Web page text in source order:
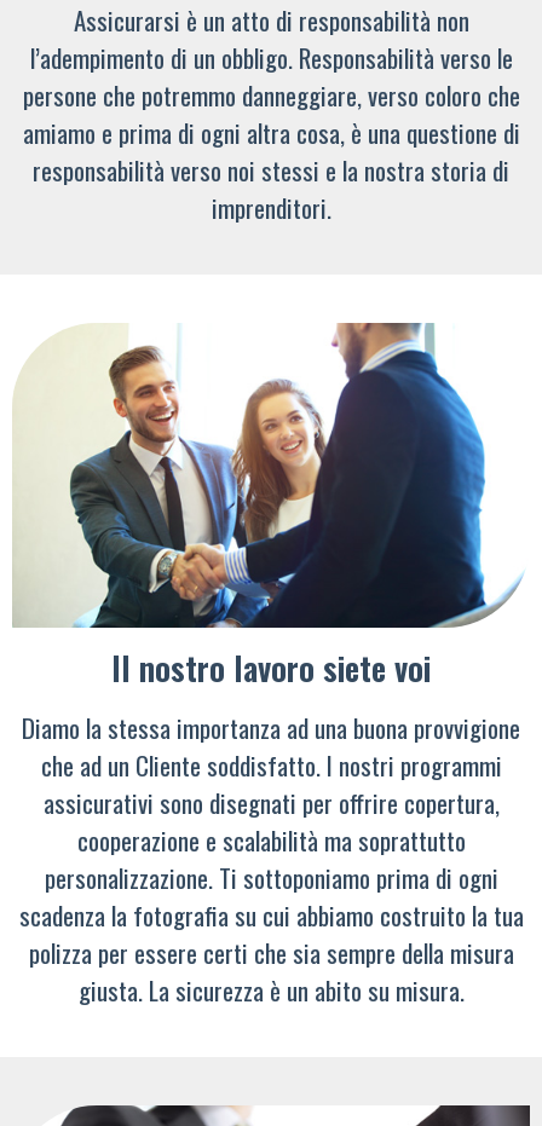
Assicurarsi è un atto di responsabilità non
l’adempimento di un obbligo. Responsabilità verso le
persone che potremmo danneggiare, verso coloro che
amiamo e prima di ogni altra cosa, è una questione di
responsabilità verso noi stessi e la nostra storia di
imprenditori.
Il nostro lavoro siete voi
Diamo la stessa importanza ad una buona provvigione
che ad un Cliente soddisfatto. I nostri programmi
assicurativi sono disegnati per offrire copertura,
cooperazione e scalabilità ma soprattutto
personalizzazione. Ti sottoponiamo prima di ogni
scadenza la fotografia su cui abbiamo costruito la tua
polizza per essere certi che sia sempre della misura
giusta. La sicurezza è un abito su misura.